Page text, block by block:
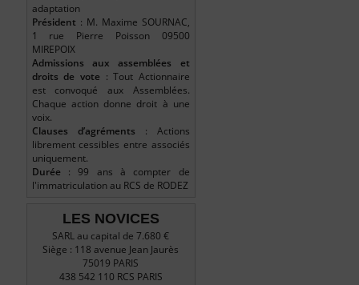
adaptation
Président : M. Maxime SOURNAC,
1 rue Pierre Poisson 09500
MIREPOIX
Admissions aux assemblées et
droits de vote : Tout Actionnaire
est convoqué aux Assemblées.
Chaque action donne droit à une
voix.
Clauses d’agréments : Actions
librement cessibles entre associés
uniquement.
Durée : 99 ans à compter de
l'immatriculation au RCS de RODEZ
LES NOVICES
SARL au capital de 7.680 €
Siège : 118 avenue Jean Jaurès
75019 PARIS
438 542 110 RCS PARIS